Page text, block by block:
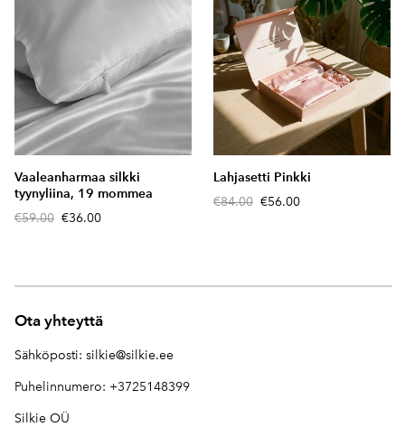
Vaaleanharmaa silkki
tyynyliina, 19 mommea
€59.00 €36.00
Lahjasetti Pinkki
€84.00 €56.00
Ota yhteyttä
Sähköposti: silkie@silkie.ee
Puhelinnumero: +3725148399
Silkie OÜ